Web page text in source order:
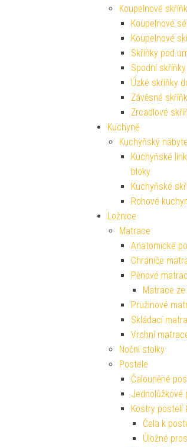
Koupelnové
Koupelnové
Koupelnové
Skříňky pod
Spodní skříňky
Úzké skříňky
Závěsné
Zrcadlové
Kuchyně
Kuchyňský
Kuchyňské
bloky
Kuchyňské
Rohové
Ložnice
Matrace
Anatomické
Chrániče
Pěnové
Matrace
Pružinové
Skládací
Vrchní
Noční stolky
Postele
Čalouněné
Jednolůžkové
Kostry postelí
Čela k
Úložné